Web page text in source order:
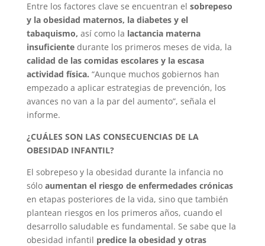
Entre los factores clave se encuentran el sobrepeso
y la obesidad maternos, la diabetes y el
tabaquismo, así como la lactancia materna
insuficientedurante los primeros meses de vida, la
calidad de las comidas escolares y la escasa
actividad física. “Aunque muchos gobiernos han
empezado a aplicar estrategias de prevención, los
avances no van a la par del aumento”, señala el
informe.
¿CUÁLES SON LAS CONSECUENCIAS DE LA
OBESIDAD INFANTIL?
El sobrepeso y la obesidad durante la infancia no
sólo aumentan el riesgo de enfermedades crónicas
en etapas posteriores de la vida, sino que también
plantean riesgos en los primeros años, cuando el
desarrollo saludable es fundamental. Se sabe que la
obesidad infantil predice la obesidad y otras